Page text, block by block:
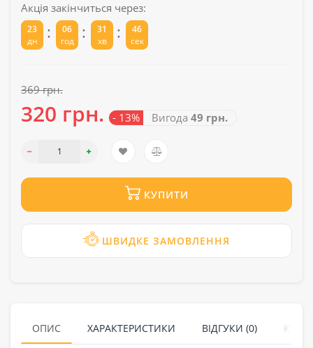
Акція закінчиться через:
23
дн
:
06
год
:
31
хв
:
45
сек
369 грн.
320 грн. - 13% Вигода 49 грн.
КУПИТИ
ШВИДКЕ ЗАМОВЛЕННЯ
ОПИС ХАРАКТЕРИСТИКИ ВІДГУКИ (0)